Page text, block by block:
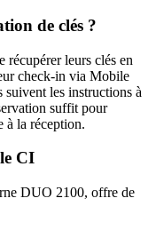
de clés ?
leurs clés en
check-in via Mobile
suivent les instructions à
suffit pour
à la réception.
CI
DUO 2100, offre de